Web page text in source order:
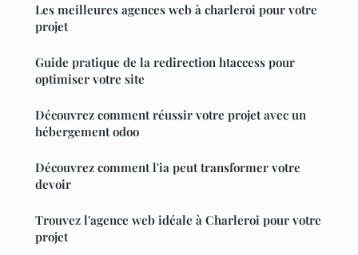
Les meilleures agences web à charleroi pour votre
projet
Guide pratique de la redirection htaccess pour
optimiser votre site
Découvrez comment réussir votre projet avec un
hébergement odoo
Découvrez comment l'ia peut transformer votre
devoir
Trouvez l'agence web idéale à Charleroi pour votre
projet